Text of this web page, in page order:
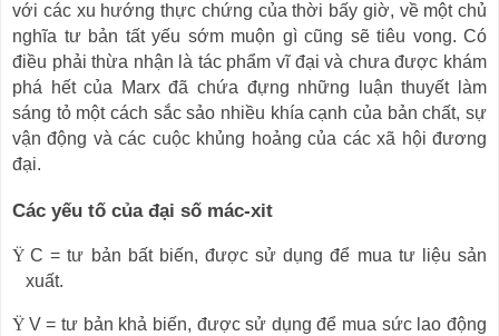
với các xu hướng thực chứng của thời bấy giờ, về một chủ
nghĩa tư bản tất yếu sớm muộn gì cũng sẽ tiêu vong. Có
điều phải thừa nhận là tác phẩm vĩ đại và chưa được khám
phá hết của Marx đã chứa đựng những luận thuyết làm
sáng tỏ một cách sắc sảo nhiều khía cạnh của bản chất, sự
vận động và các cuộc khủng hoảng của các xã hội đương
đại.
Các yếu tố của đại số mác-xit
Ÿ C = tư bản bất biến, được sử dụng để mua tư liệu sản
xuất.
Ÿ V = tư bản khả biến, được sử dụng để mua sức lao động